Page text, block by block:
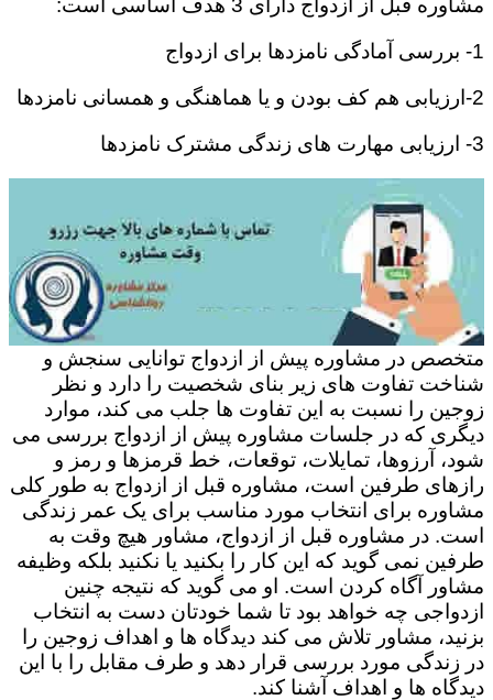
مشاوره قبل از ازدواج دارای 3 هدف اساسی است:
1- بررسی آمادگی نامزدها برای ازدواج
2-ارزیابی هم کف بودن و یا هماهنگی و همسانی نامزدها
3- ارزیابی مهارت های زندگی مشترک نامزدها
متخصص در مشاوره پیش از ازدواج توانایی سنجش و
شناخت تفاوت های زیر بنای شخصیت را دارد و نظر
زوجین را نسبت به این تفاوت ها جلب می کند، موارد
دیگری که در جلسات مشاوره پیش از ازدواج بررسی می
شود، آرزوها، تمایلات، توقعات، خط قرمزها و رمز و
رازهای طرفین است، مشاوره قبل از ازدواج به طور کلی
مشاوره برای انتخاب مورد مناسب برای یک عمر زندگی
است. در مشاوره قبل از ازدواج، مشاور هیچ وقت به
طرفین نمی گوید که این کار را بکنید یا نکنید بلکه وظیفه
مشاور آگاه کردن است. او می گوید که نتیجه چنین
ازدواجی چه خواهد بود تا شما خودتان دست به انتخاب
بزنید، مشاور تلاش می کند دیدگاه ها و اهداف زوجین را
در زندگی مورد بررسی قرار دهد و طرف مقابل را با این
دیدگاه ها و اهداف آشنا کند.